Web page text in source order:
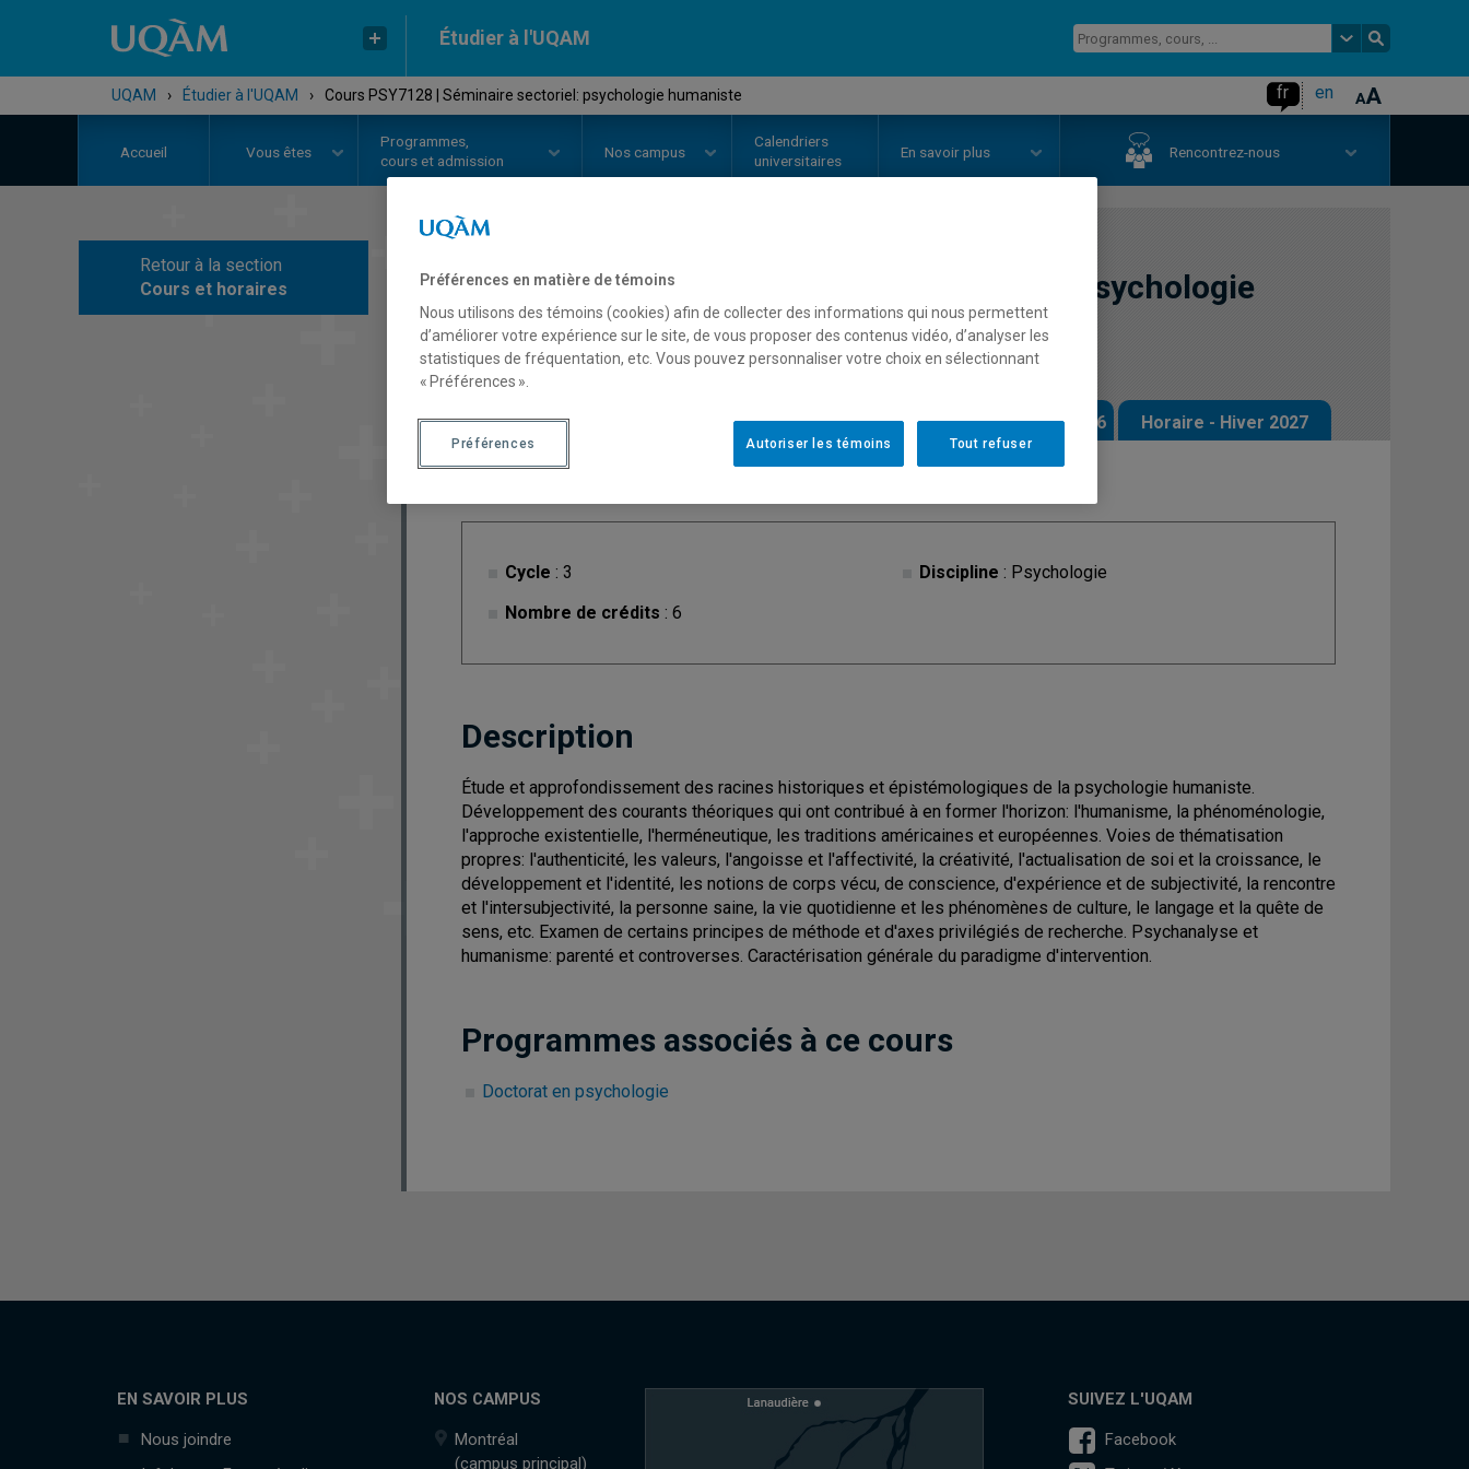
Étudier à l'UQAM
UQAM › Étudier à l'UQAM › Cours PSY7128 | Séminaire sectoriel: psychologie humaniste fr en
Accueil Vous êtes
Programmes,
cours et admission
Nos campus
Calendriers
universitaires
En savoir plus Rencontrez-nous
Retour à la section
Cours et horaires
COURS// PSY7128
Séminaire sectoriel: psychologie
humaniste
Description Horaire - Été 2026 Horaire - Automne 2026 Horaire - Hiver 2027
Cycle : 3
Nombre de crédits : 6
Discipline : Psychologie
Description
Étude et approfondissement des racines historiques et épistémologiques de la psychologie humaniste.
Développement des courants théoriques qui ont contribué à en former l'horizon: l'humanisme, la phénoménologie,
l'approche existentielle, l'herméneutique, les traditions américaines et européennes. Voies de thématisation
propres: l'authenticité, les valeurs, l'angoisse et l'affectivité, la créativité, l'actualisation de soi et la croissance, le
développement et l'identité, les notions de corps vécu, de conscience, d'expérience et de subjectivité, la rencontre
et l'intersubjectivité, la personne saine, la vie quotidienne et les phénomènes de culture, le langage et la quête de
sens, etc. Examen de certains principes de méthode et d'axes privilégiés de recherche. Psychanalyse et
humanisme: parenté et controverses. Caractérisation générale du paradigme d'intervention.
Programmes associés à ce cours
Doctorat en psychologie
EN SAVOIR PLUS
Nous joindre
NOS CAMPUS
Montréal
(campus principal)
SUIVEZ L'UQAM
Facebook
Préférences en matière de témoins
Nous utilisons des témoins (cookies) afin de collecter des informations qui nous permettent
d’améliorer votre expérience sur le site, de vous proposer des contenus vidéo, d’analyser les
statistiques de fréquentation, etc. Vous pouvez personnaliser votre choix en sélectionnant
« Préférences ».
Tout refuser
Autoriser les témoins
Préférences